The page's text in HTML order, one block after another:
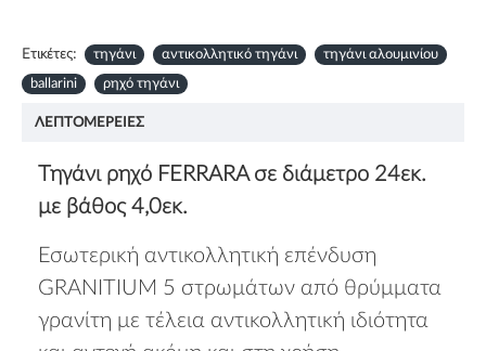
Ετικέτες: τηγάνι αντικολλητικό τηγάνι τηγάνι αλουμινίου
ballarini ρηχό τηγάνι
ΛΕΠΤΟΜΈΡΕΙΕΣ
Τηγάνι ρηχό FERRARA σε διάμετρο 24εκ.
με βάθος 4,0εκ.
Εσωτερική αντικολλητική επένδυση
GRANITIUM 5 στρωμάτων από θρύμματα
γρανίτη με τέλεια αντικολλητική ιδιότητα